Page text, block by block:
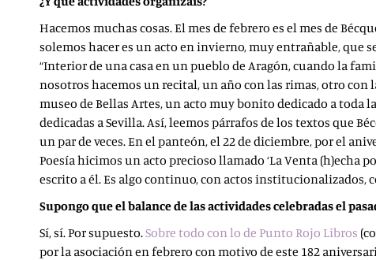
Hacemos muchas cosas. El mes de febrero es el mes de
solemos hacer es un acto en invierno, muy entrañable, que
“Interior de una casa en un pueblo de Aragón, cuando la
nosotros hacemos un recital, un año con las rimas, otro con
museo de Bellas Artes, un acto muy bonito dedicado a toda
dedicadas a Sevilla. Así, leemos párrafos de los textos que
un par de veces. En el panteón, el 22 de diciembre, por el
Poesía hicimos un acto precioso llamado ‘La Venta (h)echa
escrito a él. Es algo continuo, con actos institucionalizados,
Supongo que el balance de las actividades celebradas el
Sí, sí. Por supuesto.Sobre todo con lo de Punto Rojo Libros
por la asociación en febrero con motivo de este 182